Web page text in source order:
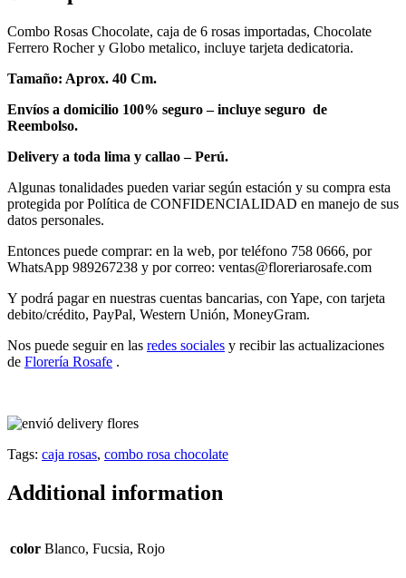
Combo Rosas Chocolate, caja de 6 rosas importadas, Chocolate
Ferrero Rocher y Globo metalico, incluye tarjeta dedicatoria.
Tamaño: Aprox. 40 Cm.
Envíos a domicilio 100% seguro – incluye seguro de
Reembolso.
Delivery a toda lima y callao – Perú.
Algunas tonalidades pueden variar según estación y su compra esta
protegida por Política de CONFIDENCIALIDAD en manejo de sus
datos personales.
Entonces puede comprar: en la web, por teléfono 758 0666, por
WhatsApp 989267238 y por correo: ventas@floreriarosafe.com
Y podrá pagar en nuestras cuentas bancarias, con Yape, con tarjeta
debito/crédito, PayPal, Western Unión, MoneyGram.
Nos puede seguir en las redes sociales y recibir las actualizaciones
de Florería Rosafe .
Tags: caja rosas, combo rosa chocolate
Additional information
color Blanco, Fucsia, Rojo